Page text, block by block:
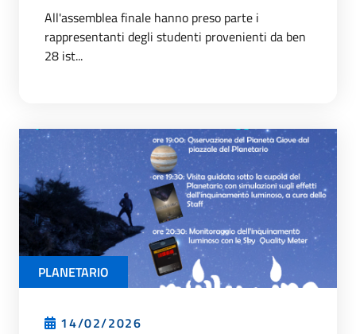
All'assemblea finale hanno preso parte i
rappresentanti degli studenti provenienti da ben
28 ist...
PLANETARIO
14/02/2026